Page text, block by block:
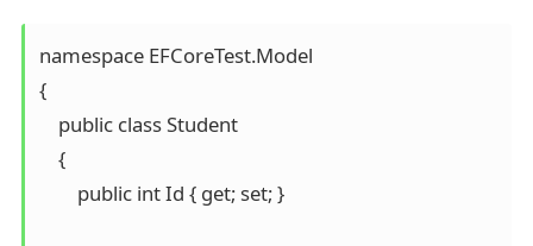
namespace EFCoreTest.Model
{
    public class Student
    {
        public int Id { get; set; }